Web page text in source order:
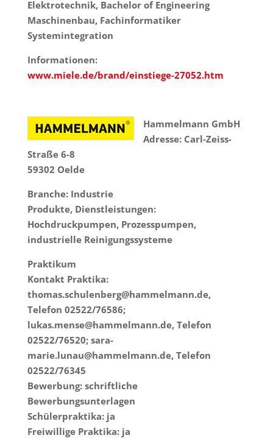
Elektrotechnik, Bachelor of Engineering
Maschinenbau, Fachinformatiker
Systemintegration
Informationen:
www.miele.de/brand/einstiege-27052.htm
Hammelmann GmbH
Adresse: Carl-Zeiss-
Straße 6-8
59302 Oelde
Branche: Industrie
Produkte, Dienstleistungen:
Hochdruckpumpen, Prozesspumpen,
industrielle Reinigungssysteme
Praktikum
Kontakt Praktika:
thomas.schulenberg@hammelmann.de,
Telefon 02522/76586;
lukas.mense@hammelmann.de, Telefon
02522/76520; sara-
marie.lunau@hammelmann.de, Telefon
02522/76345
Bewerbung: schriftliche
Bewerbungsunterlagen
Schülerpraktika: ja
Freiwillige Praktika: ja